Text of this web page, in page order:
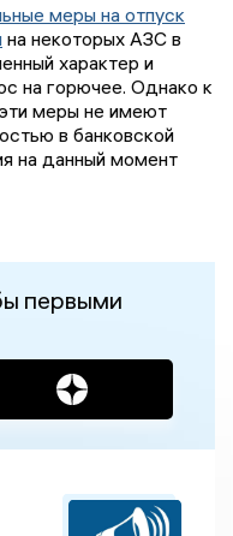
меры на отпуск
на некоторых АЗС в
характер и
на горючее. Однако к
меры не имеют
в банковской
на данный момент
первыми